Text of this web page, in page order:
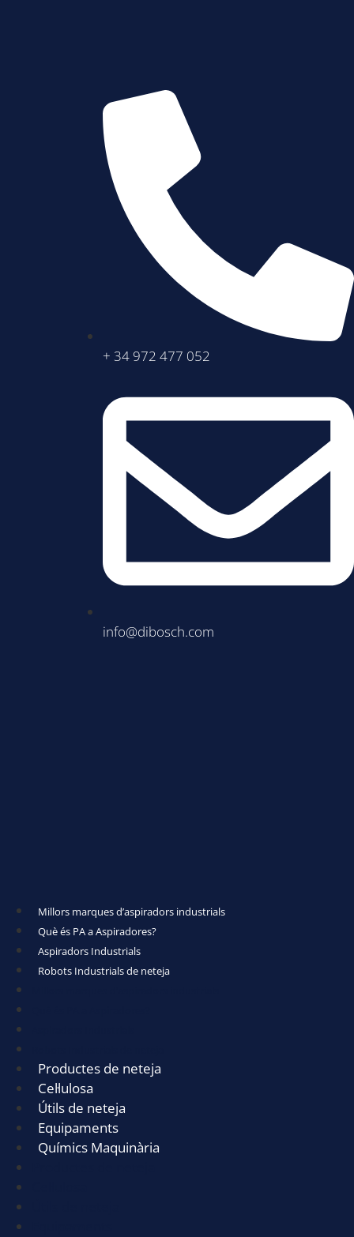
+ 34 972 477 052
info@dibosch.com
Millors marques d’aspiradors industrials
Què és PA a Aspiradores?
Aspiradors Industrials
Robots Industrials de neteja
Productes de neteja
Cel·lulosa
Útils de neteja
Equipaments
Químics Maquinària